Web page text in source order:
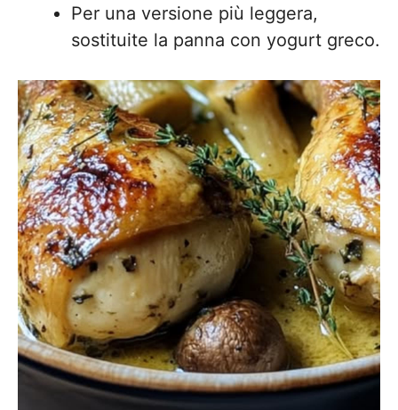
Per una versione più leggera,
sostituite la panna con yogurt greco.